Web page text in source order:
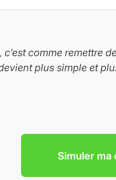
comme remettre
plus simple et
Simuler ma